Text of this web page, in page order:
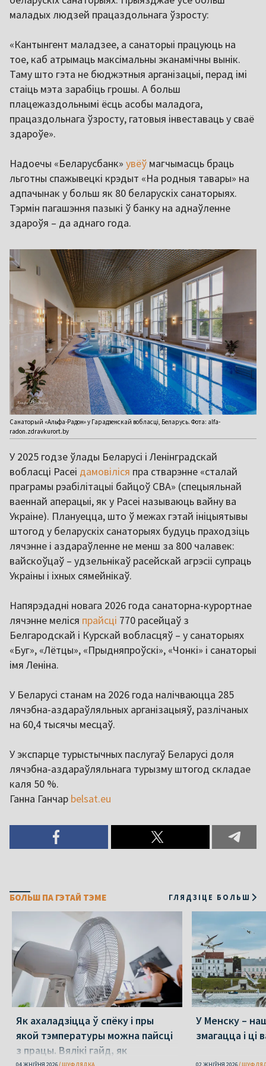
маладых людзей працаздольнага ўзросту:
«Кантынгент маладзее, а санаторыі працуюць на
тое, каб атрымаць максімальны эканамічны вынік.
Таму што гэта не бюджэтныя арганізацыі, перад імі
стаіць мэта зарабіць грошы. А больш
плацежаздольнымі ёсць асобы маладога,
працаздольнага ўзросту, гатовыя інвеставаць у сваё
здароўе».
Надоечы «Беларусбанк» увёў магчымасць браць
льготны спажывецкі крэдыт «На родныя тавары» на
адпачынак у больш як 80 беларускіх санаторыях.
Тэрмін пагашэння пазыкі ў банку на аднаўленне
здароўя – да аднаго года.
Санаторый «Альфа-Радон» у Гарадзенскай вобласці, Беларусь. Фота: alfa-
radon.zdravkurort.by
У 2025 годзе ўлады Беларусі і Ленінградскай
вобласці Расеі дамовіліся пра стварэнне «сталай
праграмы рэабілітацыі байцоў СВА» (спецыяльнай
ваеннай аперацыі, як у Расеі называюць вайну ва
Украіне). Плануецца, што ў межах гэтай ініцыятывы
штогод у беларускіх санаторыях будуць праходзіць
лячэнне і аздараўленне не менш за 800 чалавек:
вайскоўцаў – удзельнікаў расейскай агрэсіі супраць
Украіны і іхных сямейнікаў.
Напярэдадні новага 2026 года санаторна-курортнае
лячэнне меліся прайсці 770 расейцаў з
Белгародскай і Курскай вобласцяў – у санаторыях
«Буг», «Лётцы», «Прыдняпроўскі», «Чонкі» і санаторыі
імя Леніна.
У Беларусі станам на 2026 года налічваюцца 285
лячэбна-аздараўляльных арганізацыяў, разлічаных
на 60,4 тысячы месцаў.
У экспарце турыстычных паслугаў Беларусі доля
лячэбна-аздараўляльнага турызму штогод складае
каля 50 %.
Ганна Ганчар belsat.eu
БОЛЬШ ПА ГЭТАЙ ТЭМЕ ГЛЯДЗІЦЕ БОЛЬШ
Як ахаладзіцца ў спёку і пры
якой тэмпературы можна пайсці
з працы. Вялікі гайд, як
04 ЖНІЎНЯ 2026 ШУФЛЯДКА
У Менску –
змагацца і ці
02 ЖНІЎНЯ 2026